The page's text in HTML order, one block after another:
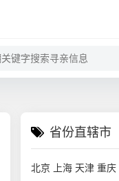
省份直辖市
北京 上海 天津 重庆